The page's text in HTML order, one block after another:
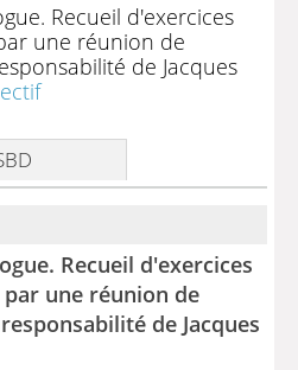
Recueil d'exercices
une réunion de
de Jacques
Recueil d'exercices
une réunion de
de Jacques